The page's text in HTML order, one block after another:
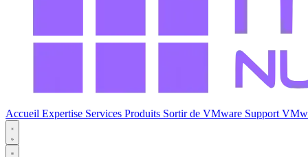
Accueil Expertise Services Produits Sortir de VMware Support